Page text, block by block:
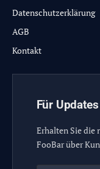
Datenschutzerklärung
AGB
Kontakt
Für
Erhalten Sie die
FooBar über